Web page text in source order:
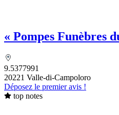
« Pompes Funèbres
funéraire
9.5377991
20221 Valle-di-Campoloro
Déposez le premier avis !
top notes